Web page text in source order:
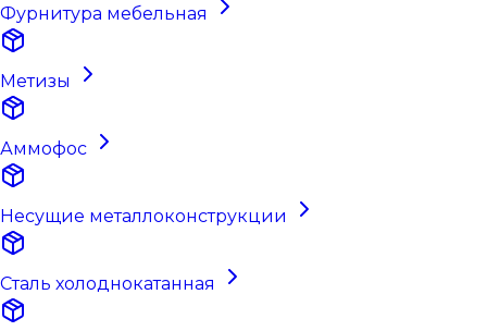
Фурнитура мебельная
Метизы
Аммофос
Несущие металлоконструкции
Сталь холоднокатанная